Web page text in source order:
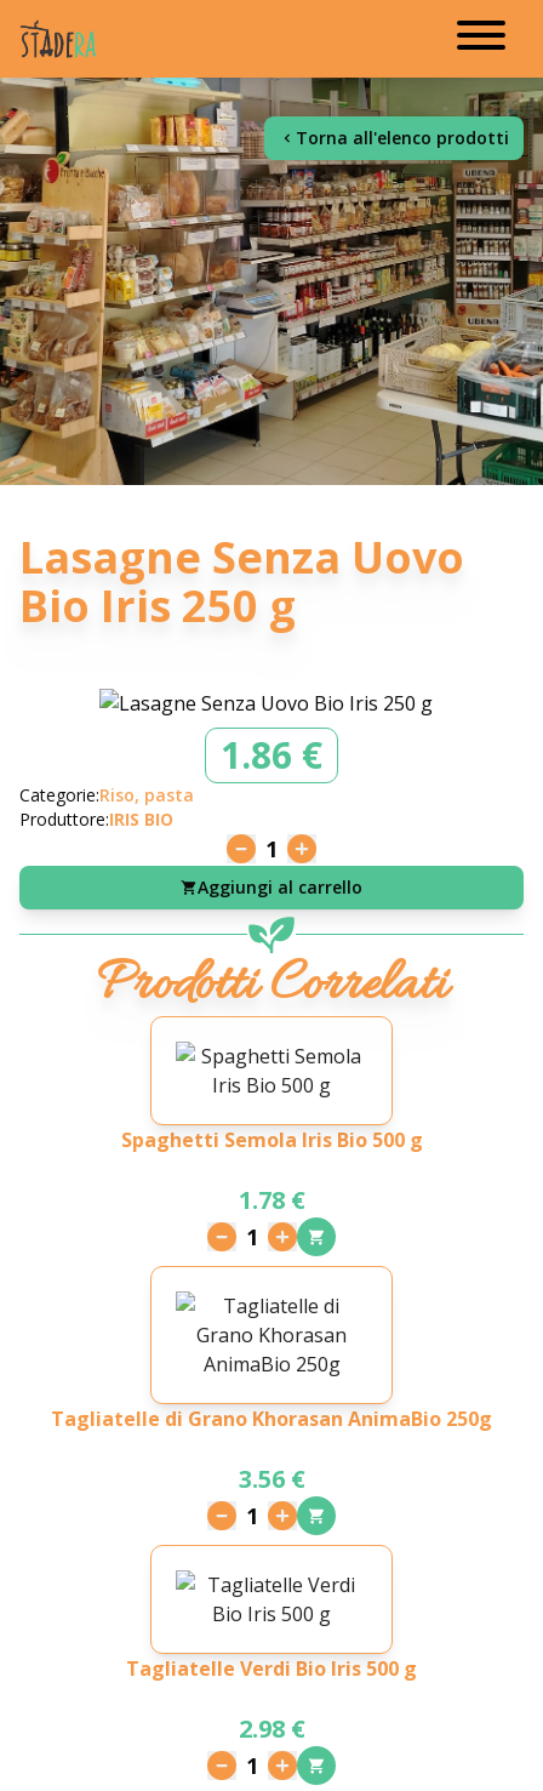
Torna all'elenco prodotti
Lasagne Senza Uovo
Bio Iris 250 g
1.86 €
Categorie:Riso, pasta
Produttore:IRIS BIO
1
Aggiungi al carrello
Prodotti Correlati
Spaghetti Semola Iris Bio 500 g
1.78 €
1
Tagliatelle di Grano Khorasan AnimaBio 250g
3.56 €
1
Tagliatelle Verdi Bio Iris 500 g
2.98 €
1